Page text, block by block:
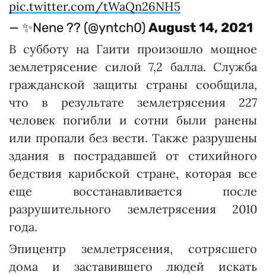
pic.twitter.com/tWaQn26NH5
— ✨Nene ?? (@yntch0)August 14, 2021
В субботу на Гаити произошло мощное
землетрясение силой 7,2 балла. Служба
гражданской защиты страны сообщила,
что в результате землетрясения 227
человек погибли и сотни были ранены
или пропали без вести. Также разрушены
здания в пострадавшей от стихийного
бедствия карибской стране, которая все
еще восстанавливается после
разрушительного землетрясения 2010
года.
Эпицентр землетрясения, сотрясшего
дома и заставившего людей искать